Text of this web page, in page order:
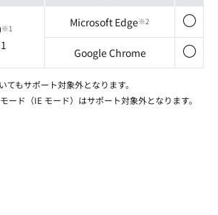
※1 Microsoft Edge※2
Google Chrome
もサポート対象外となります。
ド（IE モード）はサポート対象外となります。